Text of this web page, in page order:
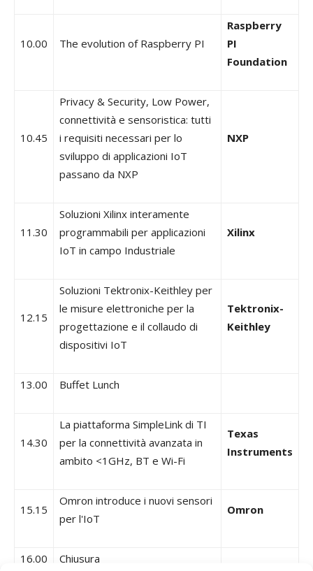
10.00 The evolution of Raspberry PI
Raspberry
PI
Foundation
10.45
Privacy & Security, Low Power,
connettività e sensoristica: tutti
i requisiti necessari per lo
sviluppo di applicazioni IoT
passano da NXP
NXP
11.30
Soluzioni Xilinx interamente
programmabili per applicazioni
IoT in campo Industriale
Xilinx
12.15
Soluzioni Tektronix-Keithley per
le misure elettroniche per la
progettazione e il collaudo di
dispositivi IoT
Tektronix-
Keithley
13.00 Buffet Lunch
14.30
La piattaforma SimpleLink di TI
per la connettività avanzata in
ambito <1GHz, BT e Wi-Fi
Texas
Instruments
15.15
Omron introduce i nuovi sensori
per l'IoT
Omron
16.00 Chiusura